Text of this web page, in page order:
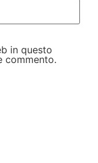
in questo
commento.